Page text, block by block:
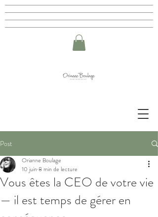
Post
Vous êtes la CEO de votre vie
— il est temps de gérer en
Orianne Boulage
10 juin 8 min de lecture